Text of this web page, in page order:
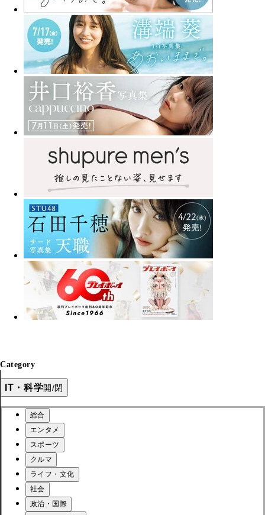
Category
IT・科学開/閉
総合
エンタメ
スポーツ
クルマ
ライフ・文化
社会
政治・国際